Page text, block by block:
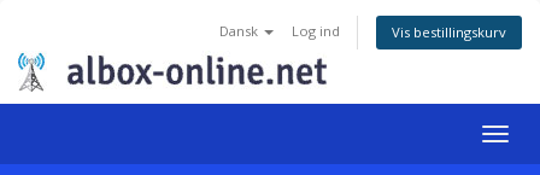
Dansk Log ind Vis bestillingskurv